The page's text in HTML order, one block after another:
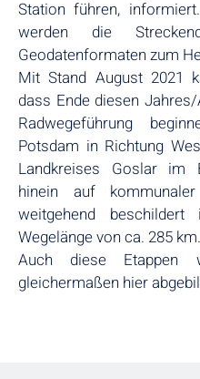
Station führen,
werden die
Geodatenformaten zum
Mit Stand August 2021
dass Ende diesen
Radwegeführung
Potsdam in Richtung
Landkreises Goslar im
hinein auf
weitgehend
Wegelänge von ca. 285 km.
Auch diese Etappen
gleichermaßen hier